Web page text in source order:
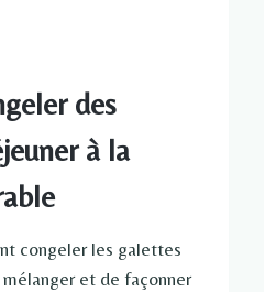
des
à la
congeler les galettes
et de façonner